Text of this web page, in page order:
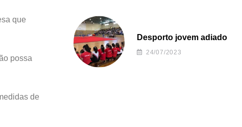
que
possa
de
Desporto jovem adiado
24/07/2023